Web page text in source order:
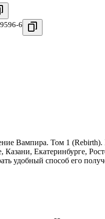
6
Вампира. Том 1 (Rebirth).
Екатеринбурге,
удобный способ его